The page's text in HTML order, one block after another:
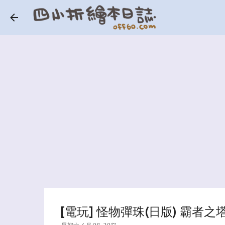
[電玩] 怪物彈珠(日版) 霸者之